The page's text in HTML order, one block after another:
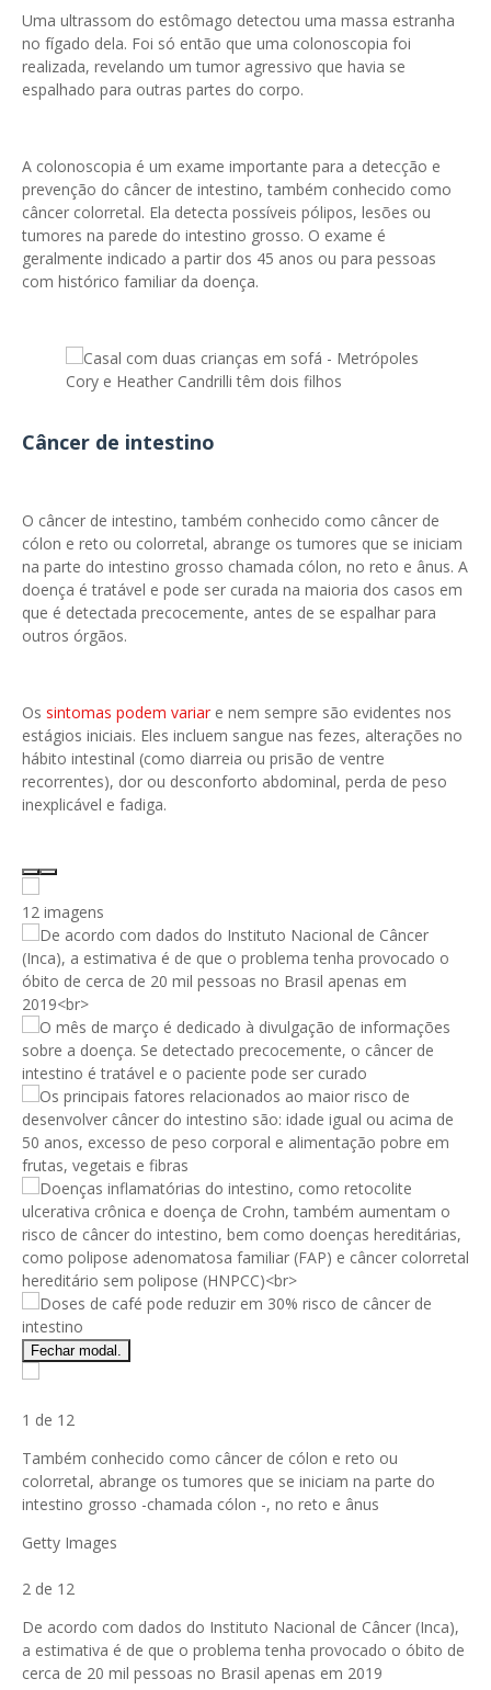
Uma ultrassom do estômago detectou uma massa estranha
no fígado dela. Foi só então que uma colonoscopia foi
realizada, revelando um tumor agressivo que havia se
espalhado para outras partes do corpo.
A colonoscopia é um exame importante para a detecção e
prevenção do câncer de intestino, também conhecido como
câncer colorretal. Ela detecta possíveis pólipos, lesões ou
tumores na parede do intestino grosso. O exame é
geralmente indicado a partir dos 45 anos ou para pessoas
com histórico familiar da doença.
Cory e Heather Candrilli têm dois filhos
Câncer de intestino
O câncer de intestino, também conhecido como câncer de
cólon e reto ou colorretal, abrange os tumores que se iniciam
na parte do intestino grosso chamada cólon, no reto e ânus. A
doença é tratável e pode ser curada na maioria dos casos em
que é detectada precocemente, antes de se espalhar para
outros órgãos.
Os sintomas podem variar e nem sempre são evidentes nos
estágios iniciais. Eles incluem sangue nas fezes, alterações no
hábito intestinal (como diarreia ou prisão de ventre
recorrentes), dor ou desconforto abdominal, perda de peso
inexplicável e fadiga.
12 imagens
Fechar modal.
1 de 12
Também conhecido como câncer de cólon e reto ou
colorretal, abrange os tumores que se iniciam na parte do
intestino grosso -chamada cólon -, no reto e ânus
Getty Images
2 de 12
De acordo com dados do Instituto Nacional de Câncer (Inca),
a estimativa é de que o problema tenha provocado o óbito de
cerca de 20 mil pessoas no Brasil apenas em 2019